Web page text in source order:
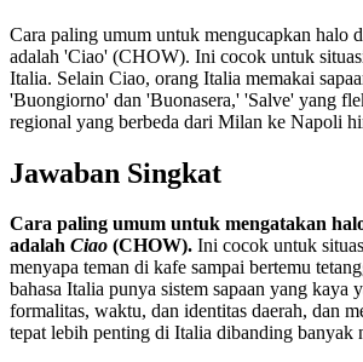
Cara paling umum untuk mengucapkan halo
adalah 'Ciao' (CHOW). Ini cocok untuk
Italia. Selain Ciao, orang Italia memakai
'Buongiorno' dan 'Buonasera,' 'Salve' yang
regional yang berbeda dari Milan ke Napoli
Jawaban Singkat
Cara paling umum untuk mengatakan
adalah Ciao (CHOW). Ini cocok untuk
menyapa teman di kafe sampai bertemu
bahasa Italia punya sistem sapaan yang kaya
formalitas, waktu, dan identitas daerah, dan
tepat lebih penting di Italia dibanding banyak